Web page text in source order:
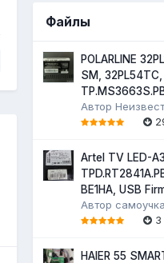
Файлы
POLARLINE
SM, 32PL54TC,
Автор
Artel TV LED-
BE1HA, USB
Автор самоучка
3
HAIER 55